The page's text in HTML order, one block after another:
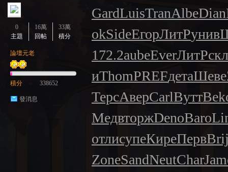
0
主題
16萬
回帖
33萬
積分
論壇元老
積分 338652
發消息
GardLuisTranAlbeDian
okSideЕгорЛитРунив
172.2aubeEverЛитР
иThomPREFдетаШеве
ТерсАверCarlВутт
МедвторжDenoBaro
отлисупеКиреПерв
ZoneSandNeutChar